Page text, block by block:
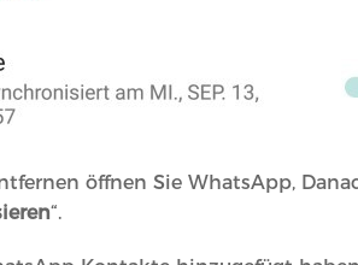
öffnen Sie WhatsApp,
“.